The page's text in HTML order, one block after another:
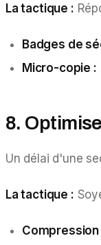
La tactique :
Badges de
Micro-copie :
8.
Un délai d'une
La tactique :
Compression